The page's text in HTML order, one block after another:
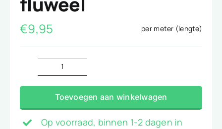
€9,95 per meter (lengte)
zwart
stretch
fluweel
aantal
Toevoegen aan winkelwagen
Op voorraad, binnen 1-2 dagen in